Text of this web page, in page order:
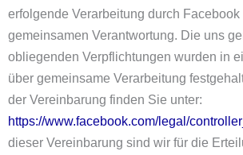
erfolgende Verarbeitung durch Facebook
gemeinsamen Verantwortung. Die uns
obliegenden Verpflichtungen wurden in
über gemeinsame Verarbeitung
der Vereinbarung finden Sie unter:
https://www.facebook.com/legal/
dieser Vereinbarung sind wir für die